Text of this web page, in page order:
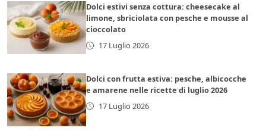
Dolci estivi senza cottura: cheesecake al
limone, sbriciolata con pesche e mousse al
cioccolato
17 Luglio 2026
Dolci con frutta estiva: pesche, albicocche
e amarene nelle ricette di luglio 2026
17 Luglio 2026